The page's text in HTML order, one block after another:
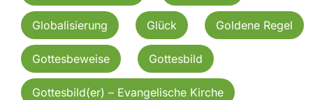
Globalisierung Glück Goldene Regel
Gottesbeweise Gottesbild
Gottesbild(er) – Evangelische Kirche